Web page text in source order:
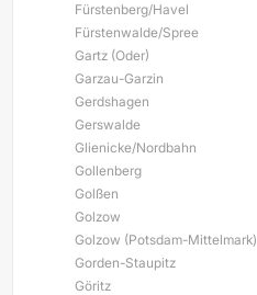
Fürstenberg/Havel
Fürstenwalde/Spree
Gartz (Oder)
Garzau-Garzin
Gerdshagen
Gerswalde
Glienicke/Nordbahn
Gollenberg
Golßen
Golzow
Golzow (Potsdam-Mittelmark)
Gorden-Staupitz
Göritz